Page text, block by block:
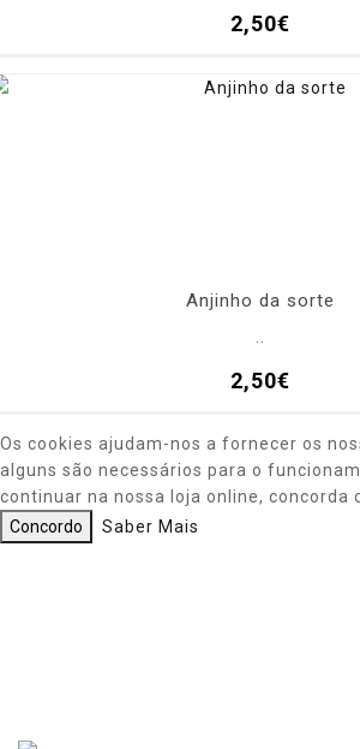
2,50€
Anjinho da sorte
2,50€
Os cookies ajudam-nos a fornecer os
alguns são necessários para o
continuar na nossa loja online, concorda
Concordo
Saber Mais